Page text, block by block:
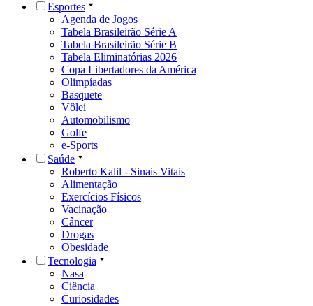
Esportes
Agenda de Jogos
Tabela Brasileirão Série A
Tabela Brasileirão Série B
Tabela Eliminatórias 2026
Copa Libertadores da América
Olimpíadas
Basquete
Vôlei
Automobilismo
Golfe
e-Sports
Saúde
Roberto Kalil - Sinais Vitais
Alimentação
Exercícios Físicos
Vacinação
Câncer
Drogas
Obesidade
Tecnologia
Nasa
Ciência
Curiosidades